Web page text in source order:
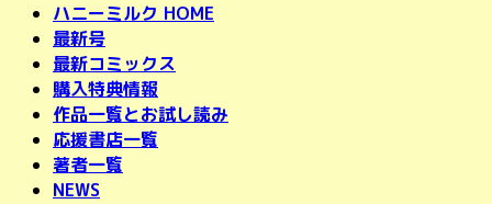
ハニーミルク HOME
最新号
最新コミックス
購入特典情報
作品一覧とお試し読み
応援書店一覧
著者一覧
NEWS